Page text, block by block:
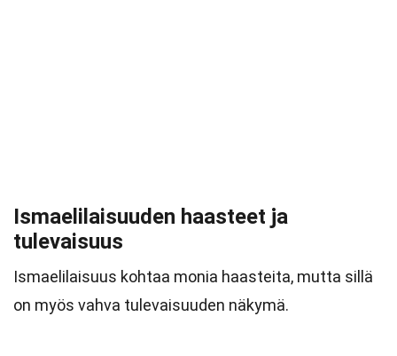
Ismaelilaisuuden haasteet ja
tulevaisuus
Ismaelilaisuus kohtaa monia haasteita, mutta sillä
on myös vahva tulevaisuuden näkymä.